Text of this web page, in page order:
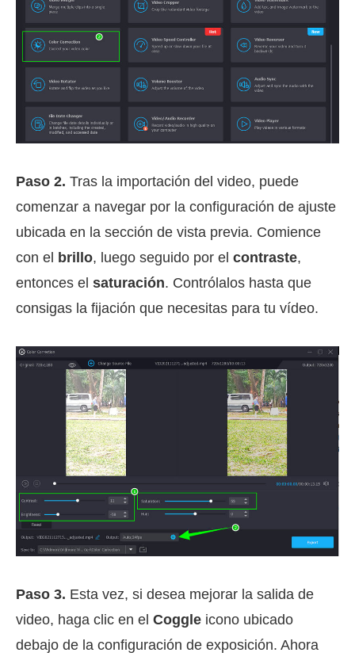
Paso 2. Tras la importación del video, puede
comenzar a navegar por la configuración de ajuste
ubicada en la sección de vista previa. Comience
con el brillo, luego seguido por el contraste,
entonces el saturación. Contrólalos hasta que
consigas la fijación que necesitas para tu vídeo.
Paso 3. Esta vez, si desea mejorar la salida de
video, haga clic en el Coggle icono ubicado
debajo de la configuración de exposición. Ahora